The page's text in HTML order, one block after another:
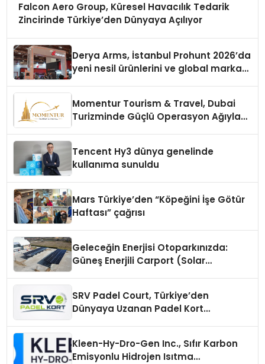
Falcon Aero Group, Küresel Havacılık Tedarik
Zincirinde Türkiye’den Dünyaya Açılıyor
Derya Arms, İstanbul Prohunt 2026’da
yeni nesil ürünlerini ve global marka
Momentur Tourism & Travel, Dubai
Turizminde Güçlü Operasyon Ağıyla
Tencent Hy3 dünya genelinde
kullanıma sunuldu
Mars Türkiye’den “Köpeğini İşe Götür
Haftası” çağrısı
Geleceğin Enerjisi Otoparkınızda:
Güneş Enerjili Carport (Solar
SRV Padel Court, Türkiye’den
Dünyaya Uzanan Padel Kort
Kleen-Hy-Dro-Gen Inc., Sıfır Karbon
Emisyonlu Hidrojen Isıtma